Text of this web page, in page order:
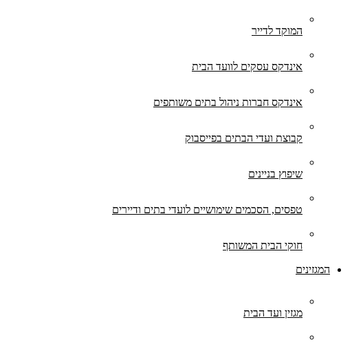
המוקד לדייר
אינדקס עסקים לוועד הבית
אינדקס חברות ניהול בתים משותפים
קבוצת ועדי הבתים בפייסבוק
שיפוץ בניינים
טפסים, הסכמים שימושיים לועדי בתים ודיירים
חוקי הבית המשותף
המגזינים
מגזין ועד הבית